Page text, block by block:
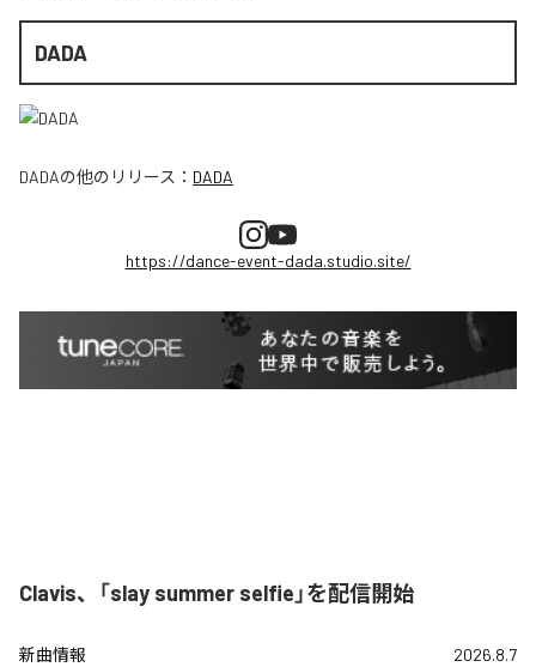
DADA
DADAの他のリリース： DADA
https://dance-event-dada.studio.site/
Clavis、「slay summer selfie」を配信開始
新曲情報 2026.8.7